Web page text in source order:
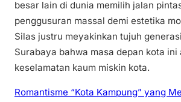
besar lain di dunia memilih jalan
penggusuran massal demi estetika
Silas justru meyakinkan tujuh
Surabaya bahwa masa depan kota ini
keselamatan kaum miskin kota.
Romantisme “Kota Kampung” yang